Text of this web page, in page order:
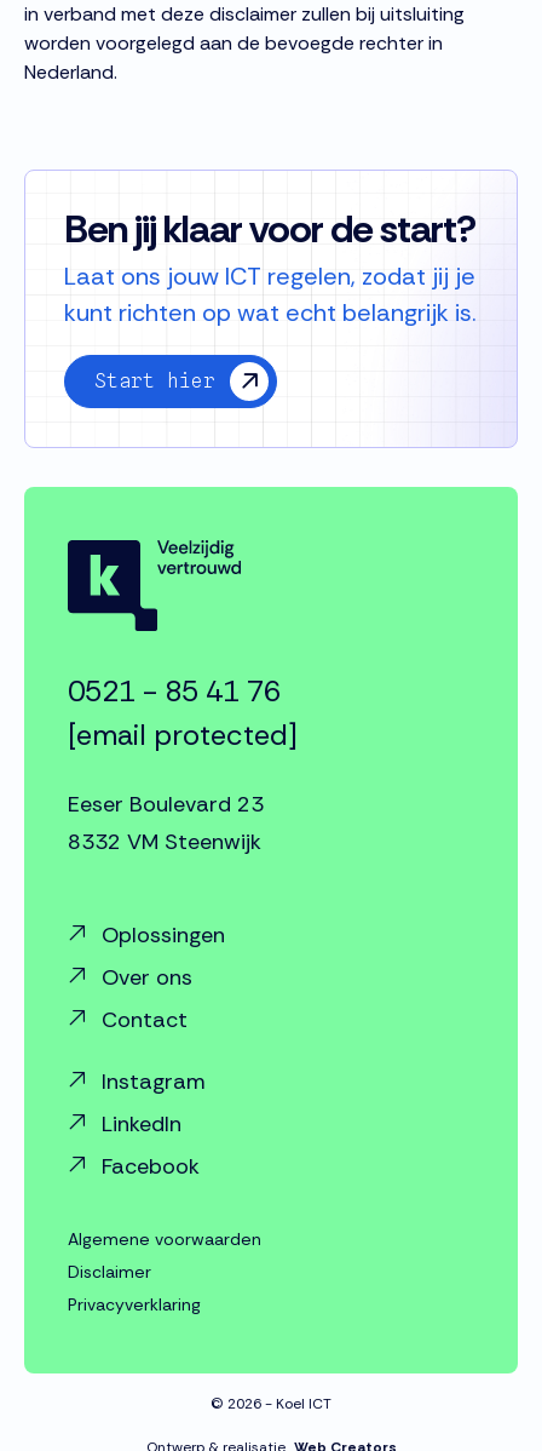
in verband met deze disclaimer zullen bij uitsluiting
worden voorgelegd aan de bevoegde rechter in
Nederland.
Ben jij klaar voor de start?
Laat ons jouw ICT regelen, zodat jij je
kunt richten op wat echt belangrijk is.
Start hier
0521 - 85 41 76
[email protected]
Eeser Boulevard 23
8332 VM Steenwijk
Oplossingen
Over ons
Contact
Instagram
LinkedIn
Facebook
Algemene voorwaarden
Disclaimer
Privacyverklaring
© 2026 - Koel ICT